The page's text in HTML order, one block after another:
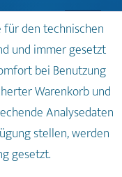
für den technischen
und immer gesetzt
bei Benutzung
Warenkorb und
Analysedaten
stellen, werden
gesetzt.